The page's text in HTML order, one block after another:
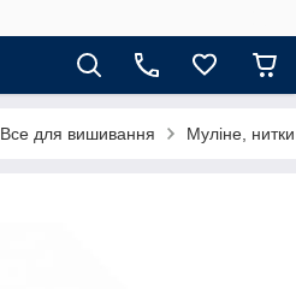
Все для вишивання Муліне,